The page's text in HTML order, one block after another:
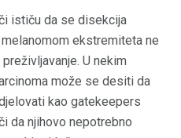
ističu da se disekcija
ekstremiteta ne
U nekim
može se desiti da
kao gatekeepers
da njihovo nepotrebno